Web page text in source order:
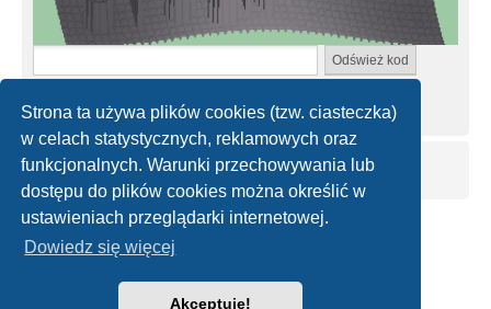
Strona ta używa plików cookies (tzw. ciasteczka)
w celach statystycznych, reklamowych oraz
funkcjonalnych. Warunki przechowywania lub
dostępu do plików cookies można określić w
ustawieniach przeglądarki internetowej.
Dowiedz się więcej
Akceptuję!
Wielkość znaków nie ma znaczenia.
Strona główna
Technologię dostarczaphpBB® Forum Software © phpBB Limited
Polski pakiet językowy dostarczaphpBB.pl